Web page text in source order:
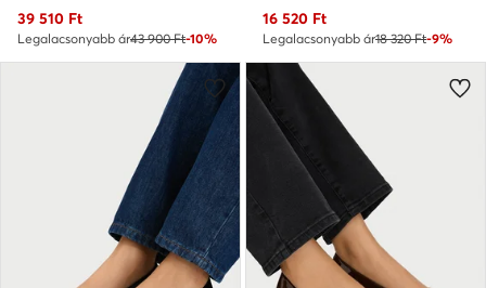
Aktuális ár
39 510 Ft
Legalacsonyabb ár43 900 Ft-10%
Aktuális ár
16 520 Ft
Legalacsonyabb ár18 320 Ft-9%